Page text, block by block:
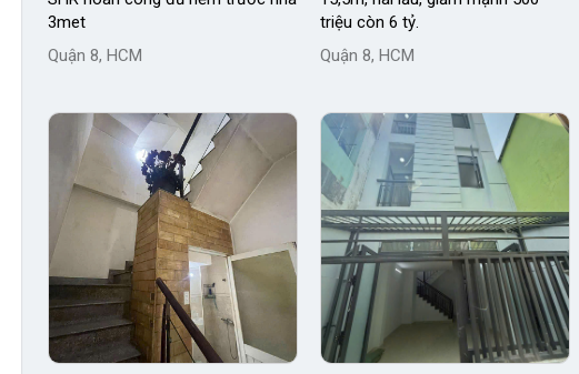
3met
Quận 8, HCM
triệu còn 6 tỷ.
Quận 8, HCM